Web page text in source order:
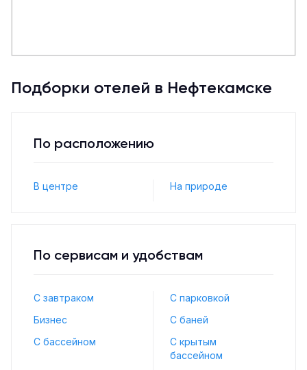
Подборки отелей в Нефтекамске
По расположению
В центре На природе
По сервисам и удобствам
С завтраком
С парковкой
Бизнес
С баней
С бассейном
С крытым
бассейном